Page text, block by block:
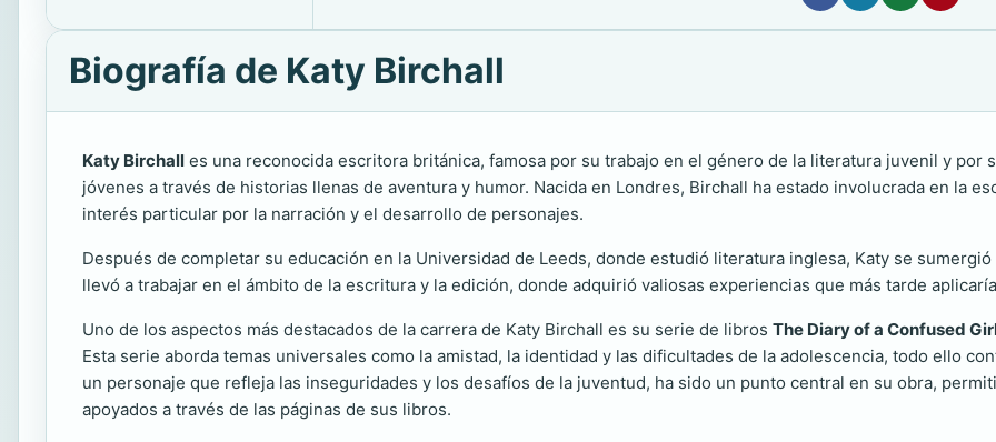
Biografía de Katy Birchall
Katy Birchall es una reconocida escritora británica, famosa por su trabajo en el género de la literatura juvenil y por
jóvenes a través de historias llenas de aventura y humor. Nacida en Londres, Birchall ha estado involucrada en la
interés particular por la narración y el desarrollo de personajes.
Después de completar su educación en la Universidad de Leeds, donde estudió literatura inglesa, Katy se
llevó a trabajar en el ámbito de la escritura y la edición, donde adquirió valiosas experiencias que más tarde
Uno de los aspectos más destacados de la carrera de Katy Birchall es su serie de libros The Diary of a Confused
Esta serie aborda temas universales como la amistad, la identidad y las dificultades de la adolescencia, todo ello
un personaje que refleja las inseguridades y los desafíos de la juventud, ha sido un punto central en su obra,
apoyados a través de las páginas de sus libros.